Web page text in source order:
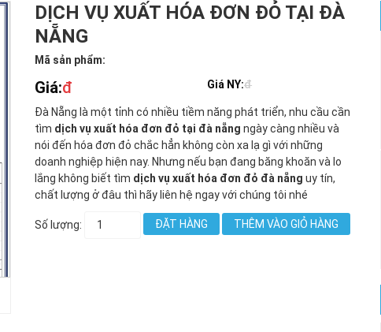
DỊCH VỤ XUẤT HÓA ĐƠN ĐỎ TẠI ĐÀ
NẴNG
Mã sản phẩm:
Giá:đ Giá NY:đ
Đà Nẵng là một tỉnh có nhiều tiềm năng phát triển, nhu cầu cần
tìm dịch vụ xuất hóa đơn đỏ tại đà nẵng ngày càng nhiều và
nói đến hóa đơn đỏ chắc hẳn không còn xa lạ gì với những
doanh nghiệp hiện nay. Nhưng nếu bạn đang băng khoăn và lo
lắng không biết tìm dịch vụ xuất hóa đơn đỏ đà nẵng uy tín,
chất lượng ở đâu thì hãy liên hệ ngay với chúng tôi nhé
Số lượng: ĐẶT HÀNG THÊM VÀO GIỎ HÀNG